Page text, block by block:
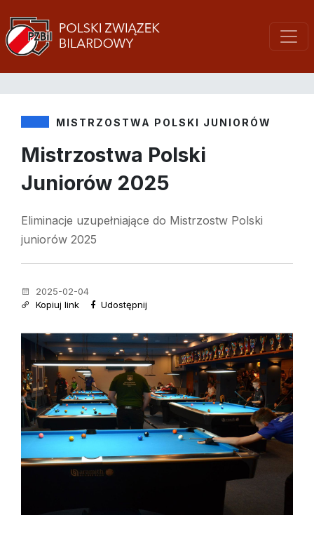
MISTRZOSTWA POLSKI JUNIORÓW
Mistrzostwa Polski
Juniorów 2025
Eliminacje uzupełniające do Mistrzostw Polski
juniorów 2025
2025-02-04
Kopiuj link
Udostępnij